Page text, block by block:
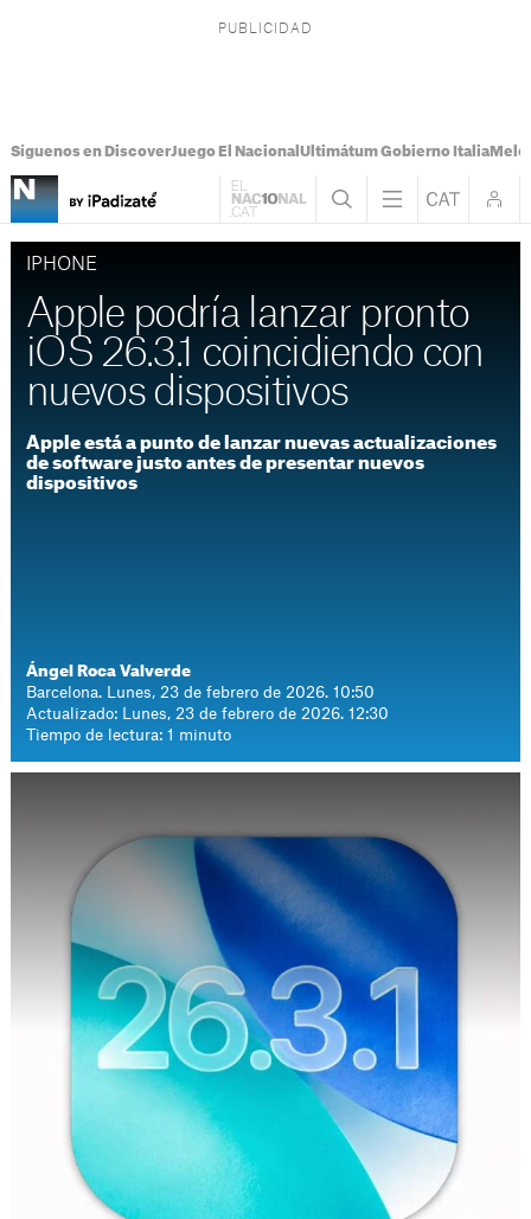
Síguenos en DiscoverJuego El Nacional Ultimátum Gobierno Italia
IPHONE
Apple podría lanzar pronto
iOS 26.3.1 coincidiendo con
nuevos dispositivos
Apple está a punto de lanzar nuevas actualizaciones
de software justo antes de presentar nuevos
dispositivos
Ángel Roca Valverde
Barcelona. Lunes, 23 de febrero de 2026. 10:50
Actualizado: Lunes, 23 de febrero de 2026. 12:30
Tiempo de lectura: 1 minuto